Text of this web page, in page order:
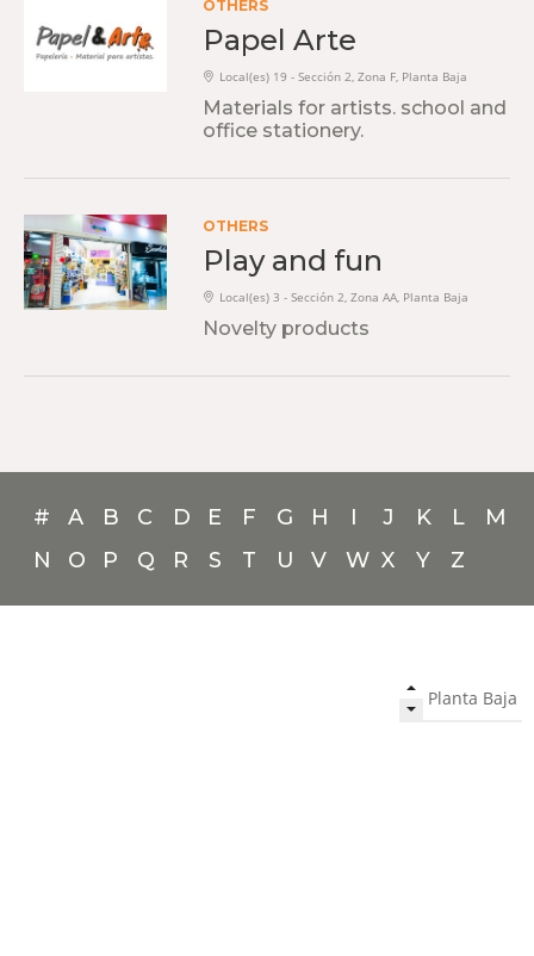
OTHERS
Papel Arte
Local(es) 19 - Sección 2, Zona F, Planta Baja
Materials for artists. school and
office stationery.
OTHERS
Play and fun
Local(es) 3 - Sección 2, Zona AA, Planta Baja
Novelty products
# A B C D E F G H I J K L
M
N
O P Q R S T U V W X Y Z